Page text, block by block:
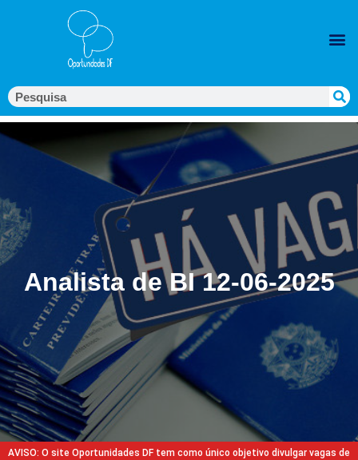
Analista de BI 12-06-2025
AVISO: O site Oportunidades DF tem como único objetivo divulgar vagas de